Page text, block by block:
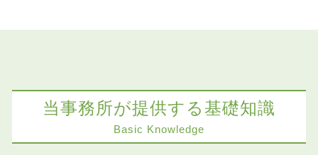
当事務所が提供する基礎知識
Basic Knowledge